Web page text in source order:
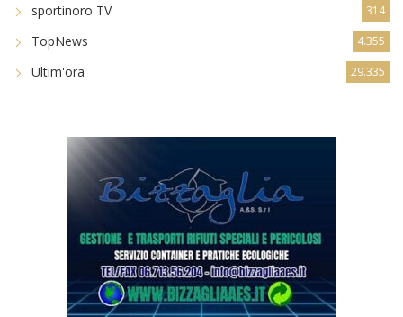
sportinoro TV 314
TopNews 4.355
Ultim'ora 29.335